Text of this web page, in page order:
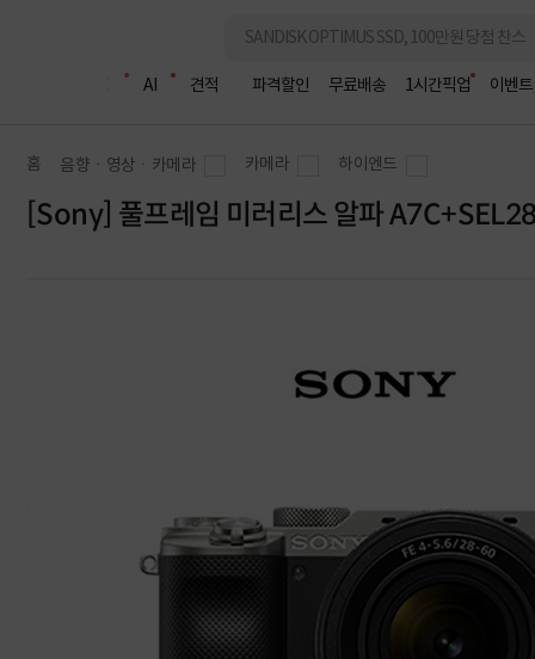
AI 견적 파격할인 무료배송 1시간픽업 이벤트
홈 음향ㆍ영상ㆍ카메라 카메라 하이엔드
[Sony] 풀프레임 미러리스 알파